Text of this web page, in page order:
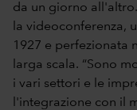
da un giorno
la videoconferenza,
1927 e perfezionata
larga scala. “Sono
i vari settori e le
l'integrazione con il